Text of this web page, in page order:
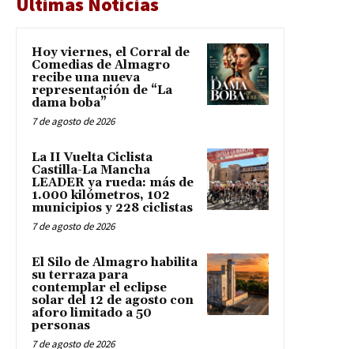
Hoy viernes, el Corral de
Comedias de Almagro
recibe una nueva
representación de “La
dama boba”
7 de agosto de 2026
La II Vuelta Ciclista
Castilla-La Mancha
LEADER ya rueda: más de
1.000 kilómetros, 102
municipios y 228 ciclistas
7 de agosto de 2026
El Silo de Almagro habilita
su terraza para
contemplar el eclipse
solar del 12 de agosto con
aforo limitado a 50
personas
7 de agosto de 2026